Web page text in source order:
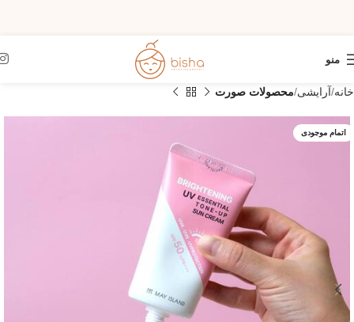
منو
خانه آرایشی محصولات صورت
اتمام موجودی